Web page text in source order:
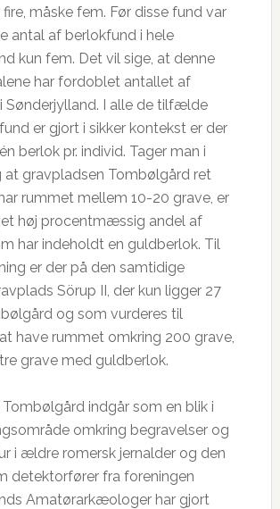
måske fem. Før disse fund var
antal af berlokfund i hele
kun fem. Det vil sige, at denne
har fordoblet antallet af
Sønderjylland. I alle de tilfælde
er gjort i sikker kontekst er der
berlok pr. individ. Tager man i
at gravpladsen Tombølgård ret
rummet mellem 10-20 grave, er
høj procentmæssig andel af
har indeholdt en guldberlok. Til
er der på den samtidige
Sörup II, der kun ligger 27
og som vurderes til
have rummet omkring 200 grave,
grave med guldberlok.
indgår som en blik i
omkring begravelser og
i ældre romersk jernalder og den
detektorfører fra foreningen
Amatørarkæologer har gjort